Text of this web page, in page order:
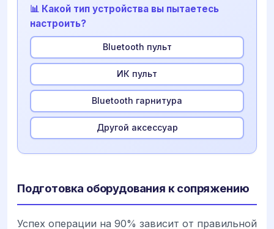
📊 Какой тип устройства вы пытаетесь
настроить?
Bluetooth пульт
ИК пульт
Bluetooth гарнитура
Другой аксессуар
Подготовка оборудования к сопряжению
Успех операции на 90% зависит от правильной